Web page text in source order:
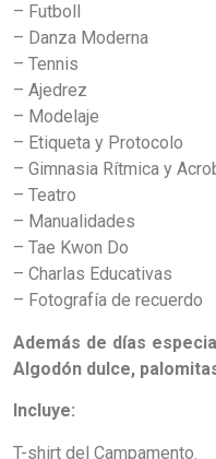
– Futboll
– Danza Moderna
– Tennis
– Ajedrez
– Modelaje
– Etiqueta y Protocolo
– Gimnasia Rítmica y
– Teatro
– Manualidades
– Tae Kwon Do
– Charlas Educativas
– Fotografía de recuerdo
Además de días
Algodón dulce,
Incluye:
T-shirt del Campamento.